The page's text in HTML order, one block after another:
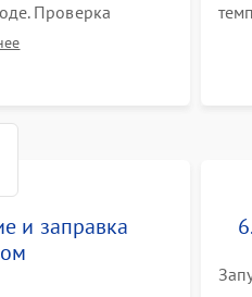
Проверка
и заправка